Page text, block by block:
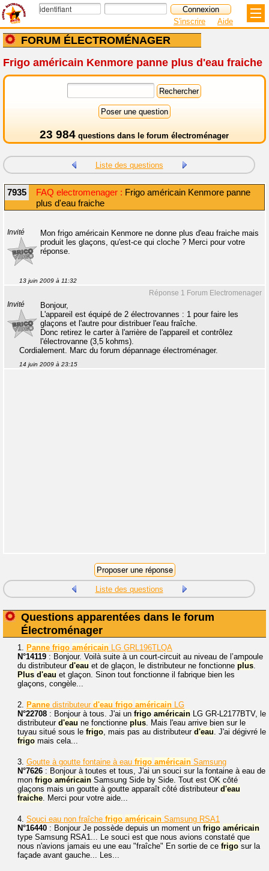
FORUM ÉLECTROMÉNAGER
S'inscrire Aide
Frigo américain Kenmore panne plus d'eau fraiche
23 984 questions dans le forum électroménager
Liste des questions
7935 FAQ electromenager : Frigo américain Kenmore panne
plus d'eau fraiche
Invité
Mon frigo américain Kenmore ne donne plus d'eau fraiche mais
produit les glaçons, qu'est-ce qui cloche ? Merci pour votre
réponse.
13 juin 2009 à 11:32
Réponse 1 Forum Electromenager
Invité
Bonjour,
L'appareil est équipé de 2 électrovannes : 1 pour faire les
glaçons et l'autre pour distribuer l'eau fraîche.
Donc retirez le carter à l'arrière de l'appareil et contrôlez
l'électrovanne (3,5 kohms).
Cordialement. Marc du forum dépannage électroménager.
14 juin 2009 à 23:15
Liste des questions
Questions apparentées dans le forum
Électroménager
1. Panne frigo américain LG GRL196TLQA
N°14119 : Bonjour. Voilà suite à un court-circuit au niveau de l’ampoule
du distributeur d'eau et de glaçon, le distributeur ne fonctionne plus.
Plus d'eau et glaçon. Sinon tout fonctionne il fabrique bien les
glaçons, congèle...
2. Panne distributeur d'eau frigo américain LG
N°22708 : Bonjour à tous. J'ai un frigo américain LG GR-L2177BTV, le
distributeur d'eau ne fonctionne plus. Mais l'eau arrive bien sur le
tuyau situé sous le frigo, mais pas au distributeur d'eau. J'ai dégivré le
frigo mais cela...
3. Goutte à goutte fontaine à eau frigo américain Samsung
N°7626 : Bonjour à toutes et tous, J'ai un souci sur la fontaine à eau de
mon frigo américain Samsung Side by Side. Tout est OK côté
glaçons mais un goutte à goutte apparaît côté distributeur d'eau
fraiche. Merci pour votre aide...
4. Souci eau non fraîche frigo américain Samsung RSA1
N°16440 : Bonjour Je possède depuis un moment un frigo américain
type Samsung RSA1... Le souci est que nous avions constaté que
nous n'avions jamais eu une eau "fraîche" En sortie de ce frigo sur la
façade avant gauche... Les...